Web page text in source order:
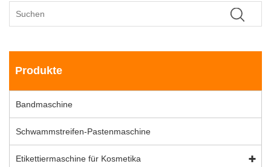
Produkte
Bandmaschine
Schwammstreifen-Pastenmaschine
Etikettiermaschine für Kosmetika